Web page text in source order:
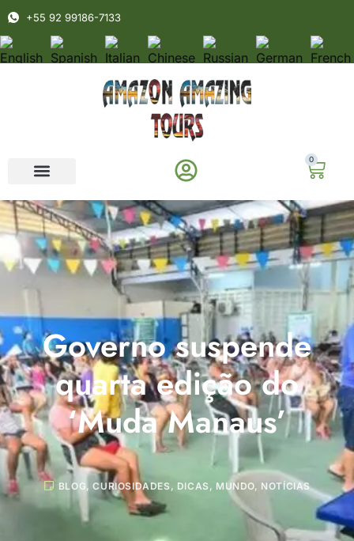
+55 92 99186-7133
0
Governo suspende
quarta edição do
‘Muda Manaus’
BLOG,CURIOSIDADES , DICAS , MUNDO, NOTÍCIAS